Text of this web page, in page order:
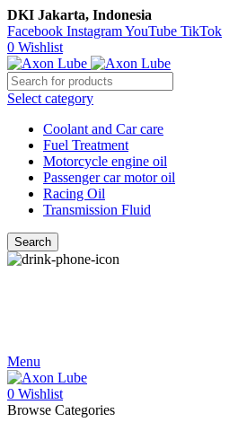
DKI Jakarta, Indonesia
Facebook InstagramYouTube TikTok
0 Wishlist
Select category
Coolant and Car care
Fuel Treatment
Motorcycle engine oil
Passenger car motor oil
Racing Oil
Transmission Fluid
Search
Menu
0 Wishlist
Browse Categories